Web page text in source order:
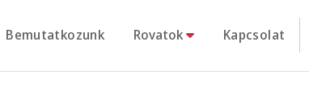
Bemutatkozunk Rovatok Kapcsolat